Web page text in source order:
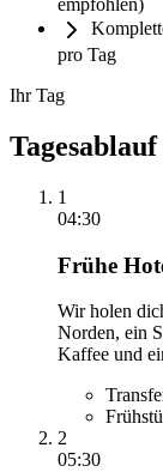
empfohlen)
pro Tag
Ihr Tag
Tagesablauf
1
04:30
Frühe
Wir holen
Norden, ein
Kaffee und
2
05:30